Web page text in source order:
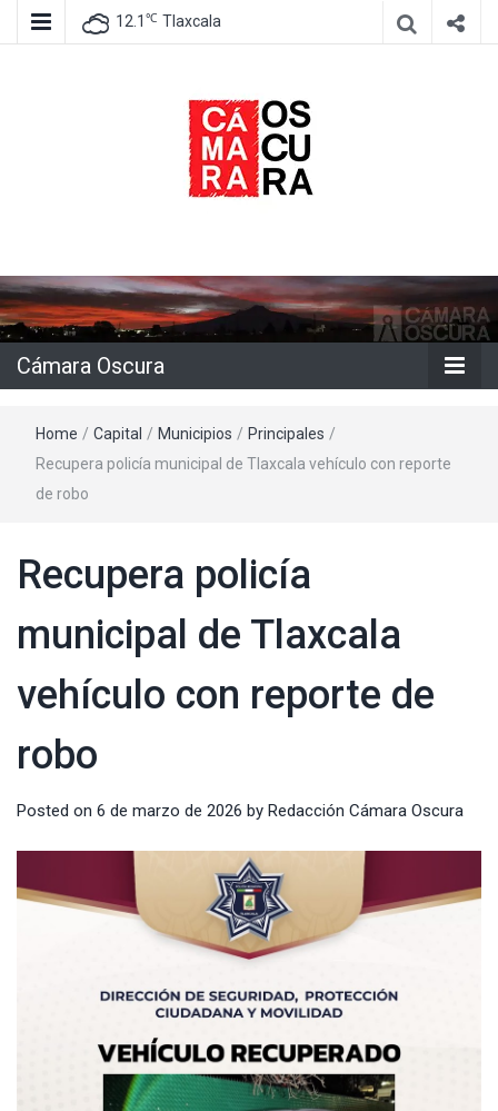
12.1 ℃ Tlaxcala
Cámara
Oscura
Cámara Oscura
Home / Capital / Municipios / Principales /
Recupera policía municipal de Tlaxcala vehículo con reporte
de robo
Recupera policía
municipal de Tlaxcala
vehículo con reporte de
robo
Posted on 6 de marzo de 2026 by Redacción Cámara Oscura